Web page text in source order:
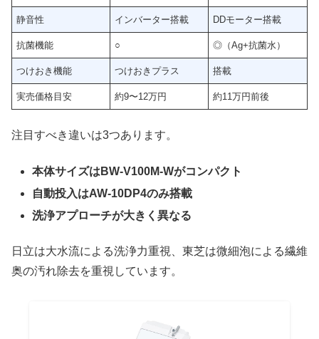
静音性 インバーター搭載 DDモーター搭載
抗菌機能 ○ ◎（Ag+抗菌水）
つけおき機能 つけおきプラス 搭載
実売価格目安 約9〜12万円 約11万円前後
注目すべき違いは3つあります。
本体サイズはBW-V100M-Wがコンパクト
自動投入はAW-10DP4のみ搭載
洗浄アプローチが大きく異なる
日立は大水流による洗浄力重視、東芝は微細泡による繊維
奥の汚れ除去を重視しています。